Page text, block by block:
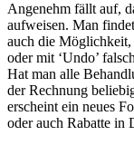
Angenehm fällt auf,
aufweisen. Man
auch die
oder mit ‘Undo’
Hat man alle
der Rechnung
erscheint ein neues
oder auch Rabatte in